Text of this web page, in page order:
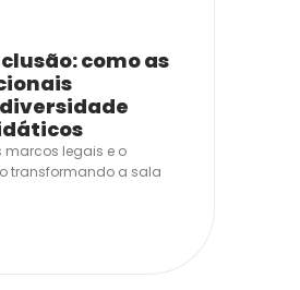
como as
marcos legais e o
transformando a sala